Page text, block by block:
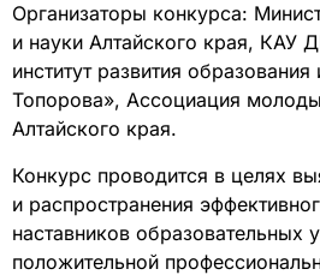
Организаторы конкурса:
и науки Алтайского края, КАУ
институт развития
Топорова», Ассоциация
Алтайского края.
Конкурс проводится в целях
и распространения
наставников образовательных
положительной